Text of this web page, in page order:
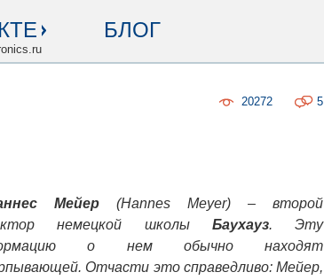
БЛОГ
5
20272
Мейер (Hannes Meyer) – второй
немецкой школы Баухауз. Эту
о нем обычно находят
Отчасти это справедливо: Мейер,